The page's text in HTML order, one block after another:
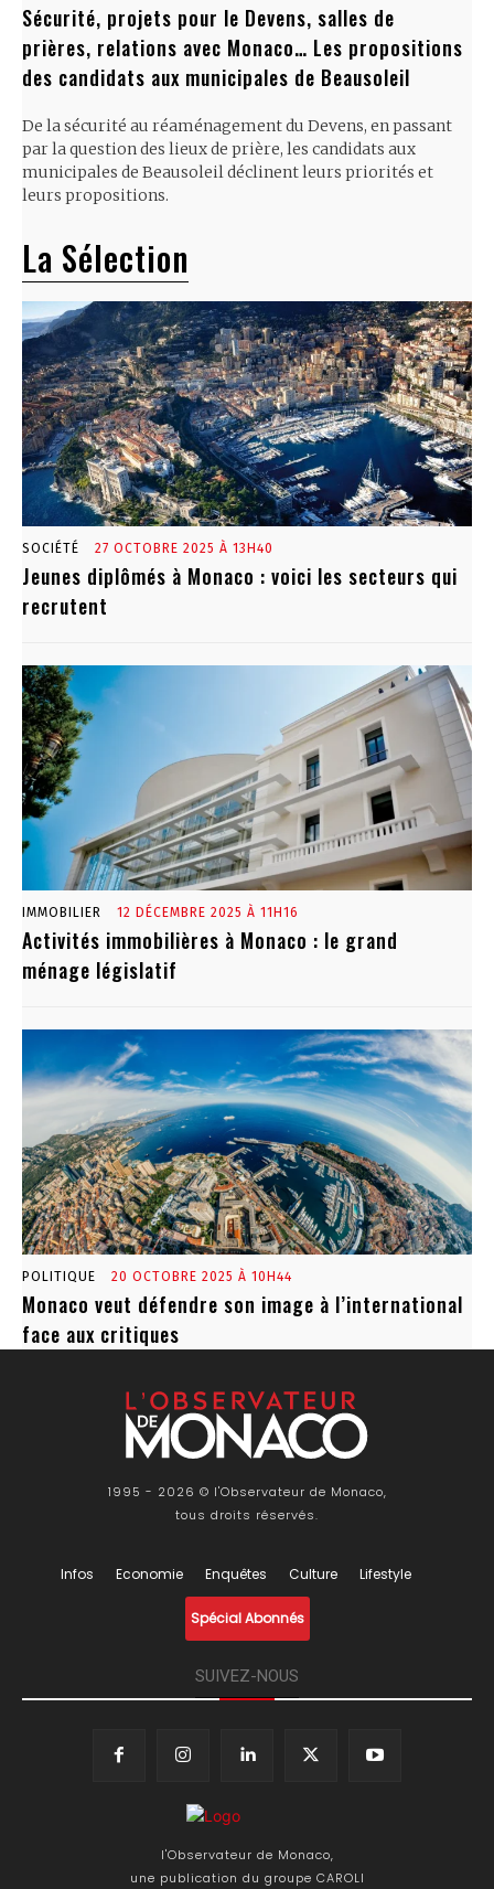
Sécurité, projets pour le Devens, salles de
prières, relations avec Monaco… Les propositions
des candidats aux municipales de Beausoleil
De la sécurité au réaménagement du Devens, en passant
par la question des lieux de prière, les candidats aux
municipales de Beausoleil déclinent leurs priorités et
leurs propositions.
La Sélection
SOCIÉTÉ 27 OCTOBRE 2025 À 13H40
Jeunes diplômés à Monaco : voici les secteurs qui
recrutent
IMMOBILIER 12 DÉCEMBRE 2025 À 11H16
Activités immobilières à Monaco : le grand
ménage législatif
POLITIQUE 20 OCTOBRE 2025 À 10H44
Monaco veut défendre son image à l’international
face aux critiques
1995 - 2026 © l'Observateur de Monaco,
tous droits réservés.
Infos Economie Enquêtes Culture Lifestyle
Spécial Abonnés
SUIVEZ-NOUS
l'Observateur de Monaco,
une publication du groupe CAROLI